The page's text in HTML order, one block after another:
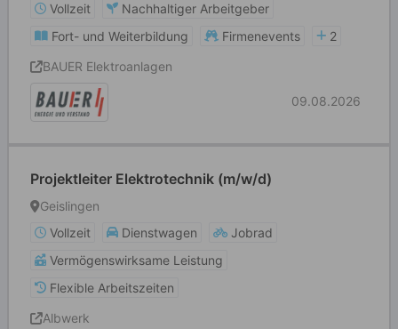
Vollzeit
Nachhaltiger Arbeitgeber
Fort- und Weiterbildung
Firmenevents
2
BAUER Elektroanlagen
09.08.2026
Projektleiter Elektrotechnik (m/w/d)
Geislingen
Vollzeit
Dienstwagen
Jobrad
Vermögenswirksame Leistung
Flexible Arbeitszeiten
Albwerk